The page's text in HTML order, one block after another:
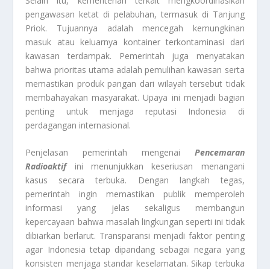
pengawasan ketat di pelabuhan, termasuk di Tanjung
Priok. Tujuannya adalah mencegah kemungkinan
masuk atau keluarnya kontainer terkontaminasi dari
kawasan terdampak. Pemerintah juga menyatakan
bahwa prioritas utama adalah pemulihan kawasan serta
memastikan produk pangan dari wilayah tersebut tidak
membahayakan masyarakat. Upaya ini menjadi bagian
penting untuk menjaga reputasi Indonesia di
perdagangan internasional.
Penjelasan pemerintah mengenai Pencemaran
Radioaktifini menunjukkan keseriusan menangani
kasus secara terbuka. Dengan langkah tegas,
pemerintah ingin memastikan publik memperoleh
informasi yang jelas sekaligus membangun
kepercayaan bahwa masalah lingkungan seperti ini tidak
dibiarkan berlarut. Transparansi menjadi faktor penting
agar Indonesia tetap dipandang sebagai negara yang
konsisten menjaga standar keselamatan. Sikap terbuka